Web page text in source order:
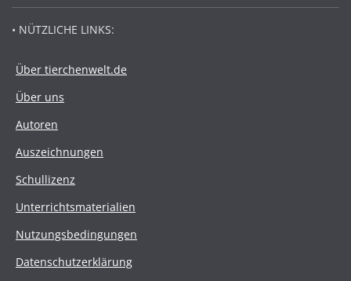
• NÜTZLICHE LINKS:
Über tierchenwelt.de
Über uns
Autoren
Auszeichnungen
Schullizenz
Unterrichtsmaterialien
Nutzungsbedingungen
Datenschutzerklärung